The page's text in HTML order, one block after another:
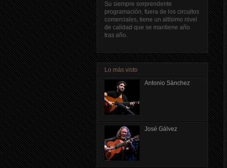
Su siempre sorprendente
programación, fuera de los circuitos
comerciales, tiene un altísimo nivel
de calidad que se mantiene año
tras año.
Lo más visto
Antonio Sánchez
José Gálvez